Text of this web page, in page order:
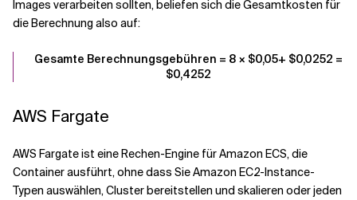
Images verarbeiten sollten, beliefen sich die Gesamtkosten für
die Berechnung also auf:
Gesamte Berechnungsgebühren = 8 × $0,05+ $0,0252 =
$0,4252
AWS Fargate
AWS Fargate ist eine Rechen-Engine für Amazon ECS, die
Container ausführt, ohne dass Sie Amazon EC2-Instance-
Typen auswählen, Cluster bereitstellen und skalieren oder jeden